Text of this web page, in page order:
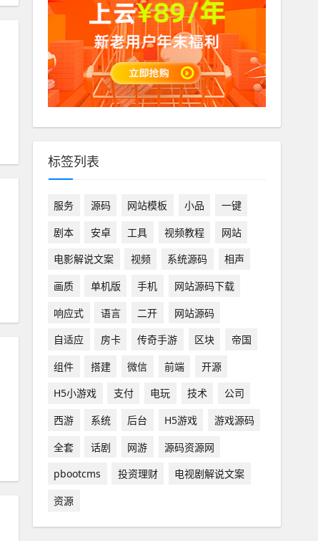
标签列表
服务 源码 网站模板 小品
一键
剧本
安卓 工具 视频教程
网站
电影解说文案
视频 系统源码
相声
画质
单机版 手机
网站源码下载
响应式
语言 二开
网站源码
自适应
房卡 传奇手游 区块
帝国
组件
搭建 微信 前端
开源
H5小游戏
支付 电玩 技术
公司
西游
系统 后台 H5游戏
游戏源码
全套
话剧 网游
源码资源网
pbootcms
投资理财
电视剧解说文案
资源